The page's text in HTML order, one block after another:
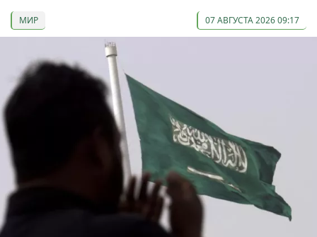
МИР 07 АВГУСТА 2026 09:17